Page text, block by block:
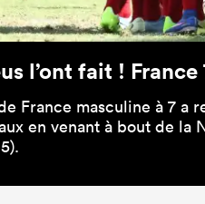
l’ont fait !
France masculine à 7 a
en venant à bout de la